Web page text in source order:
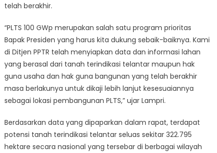
telah berakhir.
“PLTS 100 GWp merupakan salah satu program prioritas
Bapak Presiden yang harus kita dukung sebaik-baiknya. Kami
di Ditjen PPTR telah menyiapkan data dan informasi lahan
yang berasal dari tanah terindikasi telantar maupun hak
guna usaha dan hak guna bangunan yang telah berakhir
masa berlakunya untuk dikaji lebih lanjut kesesuaiannya
sebagai lokasi pembangunan PLTS,” ujar Lampri.
Berdasarkan data yang dipaparkan dalam rapat, terdapat
potensi tanah terindikasi telantar seluas sekitar 322.795
hektare secara nasional yang tersebar di berbagai wilayah